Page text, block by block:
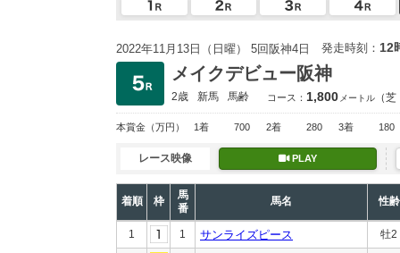
2022年11月13日（日曜） 5回阪神4日 発走時刻： 12
メイクデビュー阪神
2歳 新馬 馬齢 コース： 1,800 メートル （
本賞金 （万円） 1着 700 2着 280 3着 180
レース映像 PLAY
着順 枠
馬
番
馬名 性齢
1 1 サンライズピース 牡2